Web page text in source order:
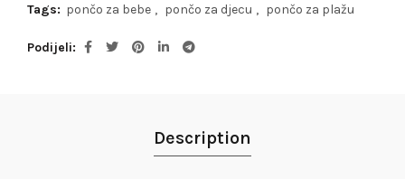
Tags: pončo za bebe , pončo za djecu , pončo za plažu
Podijeli
Description